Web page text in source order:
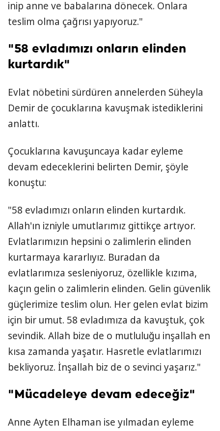
inip anne ve babalarına dönecek. Onlara
teslim olma çağrısı yapıyoruz."
"58 evladımızı onların elinden
kurtardık"
Evlat nöbetini sürdüren annelerden Süheyla
Demir de çocuklarına kavuşmak istediklerini
anlattı.
Çocuklarına kavuşuncaya kadar eyleme
devam edeceklerini belirten Demir, şöyle
konuştu:
"58 evladımızı onların elinden kurtardık.
Allah'ın izniyle umutlarımız gittikçe artıyor.
Evlatlarımızın hepsini o zalimlerin elinden
kurtarmaya kararlıyız. Buradan da
evlatlarımıza sesleniyoruz, özellikle kızıma,
kaçın gelin o zalimlerin elinden. Gelin güvenlik
güçlerimize teslim olun. Her gelen evlat bizim
için bir umut. 58 evladımıza da kavuştuk, çok
sevindik. Allah bize de o mutluluğu inşallah en
kısa zamanda yaşatır. Hasretle evlatlarımızı
bekliyoruz. İnşallah biz de o sevinci yaşarız."
"Mücadeleye devam edeceğiz"
Anne Ayten Elhaman ise yılmadan eyleme